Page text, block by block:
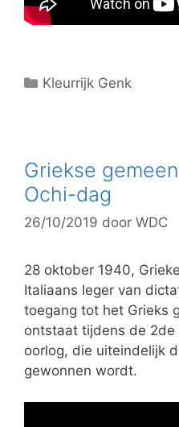
C
g
r
i
ë
n
Kleurrijk Genk
Griekse
Ochi-dag
26/10/2019 door WDC
28 oktober 1940,
Italiaans leger van
toegang tot het Grieks
ontstaat tijdens de 2de
oorlog, die uiteindelijk
gewonnen wordt.